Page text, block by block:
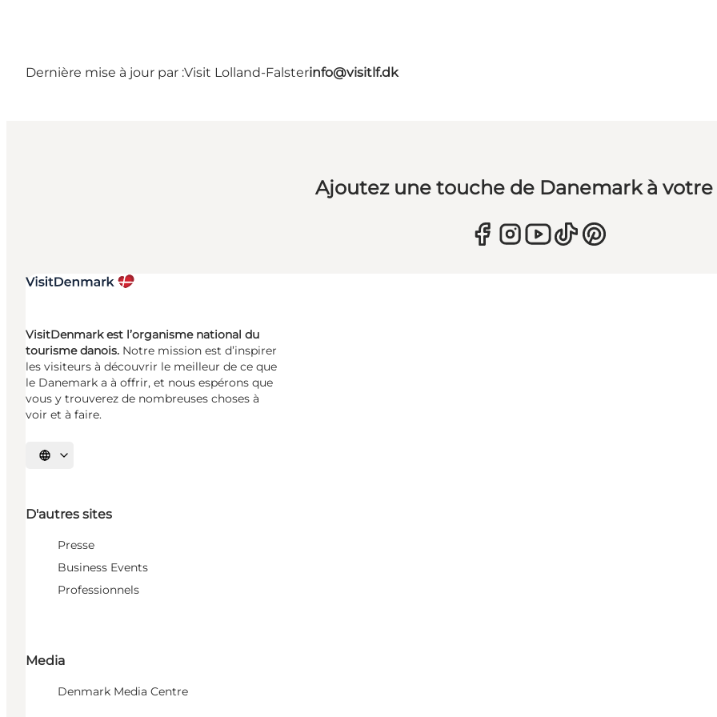
Dernière mise à jour par :Visit Lolland-Falsterinfo@visitlf.dk
Ajoutez une touche de Danemark à
VisitDenmark est l’organisme national du
tourisme danois. Notre mission est d’inspirer
les visiteurs à découvrir le meilleur de ce que
le Danemark a à offrir, et nous espérons que
vous y trouverez de nombreuses choses à
voir et à faire.
Choisissez la langue
D'autres sites
Presse
Business Events
Professionnels
Media
Denmark Media Centre